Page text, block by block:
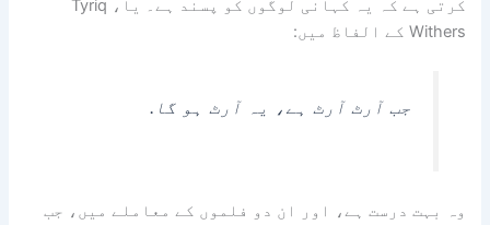
کرتی ہے کہ یہ کہانی لوگوں کو پسند ہے۔ یا، Tyriq
Withers کے الفاظ میں:
جب آرٹ آرٹ ہے، یہ آرٹ ہو گا.
وہ بہت درست ہے، اور ان دو فلموں کے معاملے میں، جب